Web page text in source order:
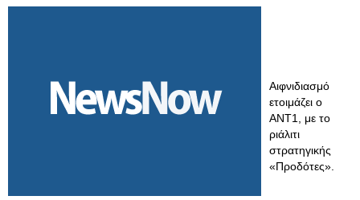
Αιφνιδιασμό
ετοιμάζει ο
ΑΝΤ1, με το
ριάλιτι
στρατηγικής
«Προδότες».